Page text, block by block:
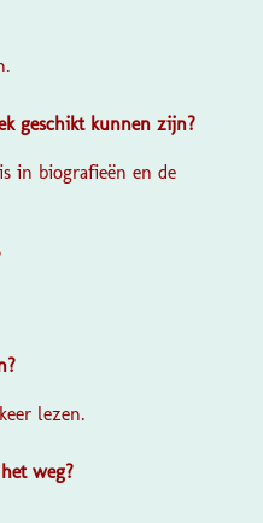
geschikt kunnen zijn?
in biografieën en de
lezen.
weg?